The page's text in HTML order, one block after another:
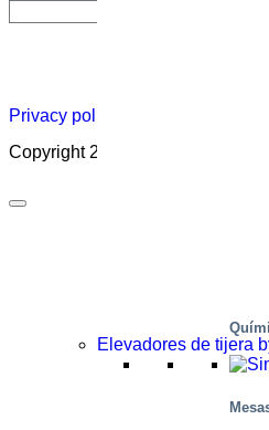
Privacy policy
Copyright 2026 ©
Elevadores de tijera